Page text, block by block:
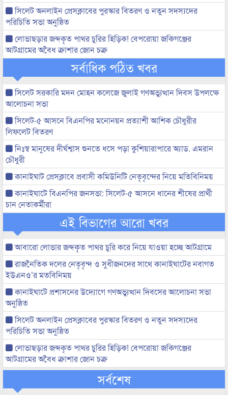
সিলেট অনলাইন প্রেসক্লাবের পুরস্কার বিতরণ ও নতুন সদস্যদের
পরিচিতি সভা অনুষ্ঠিত
লোভাছড়ার জব্দকৃত পাথর চুরির হিড়িক! বেপরোয়া জকিগঞ্জের
আটগ্রামের অবৈধ ক্রাশার জোন চক্র
সর্বাধিক পঠিত খবর
সিলেট সরকারি মদন মোহন কলেজে জুলাই গণঅভ্যুত্থান দিবস উপলক্ষে
আলোচনা সভা
সিলেট-৫ আসনে বিএনপির মনোনয়ন প্রত্যাশী আশিক চৌধুরীর
লিফলেট বিতরণ
নিঃস্ব মানুষের দীর্ঘশ্বাস শুনতে ধসে পড়া কুশিয়ারাপারে অ্যাড. এমরান
চৌধুরী
কানাইঘাট প্রেসক্লাবে প্রবাসী কমিউনিটি নেতৃবৃন্দের নিয়ে মতিবিনিময়
কানাইঘাটে বিএনপির জনসভা: সিলেট-৫ আসনে ধানের শীষের প্রার্থী
চান নেতাকর্মীরা
এই বিভাগের আরো খবর
আবারো লোভার জব্দকৃত পাথর চুরি করে নিয়ে যাওয়া হচ্ছে আটগ্রামে
রাজনৈতিক দলের নেতৃবৃন্দ ও সুধীজনদের সাথে কানাইঘাটের নবাগত
ইউএনও’র মতবিনিময়
কানাইঘাটে প্রশাসনের উদ্যোগে গণঅভ্যুত্থান দিবসের আলোচনা সভা
অনুষ্ঠিত
সিলেট অনলাইন প্রেসক্লাবের পুরস্কার বিতরণ ও নতুন সদস্যদের
পরিচিতি সভা অনুষ্ঠিত
লোভাছড়ার জব্দকৃত পাথর চুরির হিড়িক! বেপরোয়া জকিগঞ্জের
আটগ্রামের অবৈধ ক্রাশার জোন চক্র
সর্বশেষ